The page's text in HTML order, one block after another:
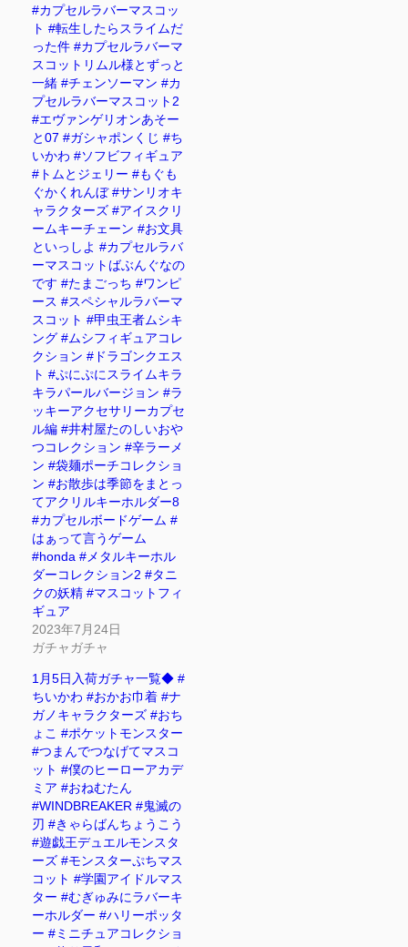
#カプセルラバーマスコッ
ト #転生したらスライムだ
った件 #カプセルラバーマ
スコットリムル様とずっと
一緒 #チェンソーマン #カ
プセルラバーマスコット2
#エヴァンゲリオンあそー
と07 #ガシャポンくじ #ち
いかわ #ソフビフィギュア
#トムとジェリー #もぐも
ぐかくれんぼ #サンリオキ
ャラクターズ #アイスクリ
ームキーチェーン #お文具
といっしよ #カプセルラバ
ーマスコットばぶんぐなの
です #たまごっち #ワンピ
ース #スペシャルラバーマ
スコット #甲虫王者ムシキ
ング #ムシフィギュアコレ
クション #ドラゴンクエス
ト #ぷにぷにスライムキラ
キラパールバージョン #ラ
ッキーアクセサリーカプセ
ル編 #井村屋たのしいおや
つコレクション #辛ラーメ
ン #袋麺ポーチコレクショ
ン #お散歩は季節をまとっ
てアクリルキーホルダー8
#カプセルボードゲーム #
はぁって言うゲーム
#honda #メタルキーホル
ダーコレクション2 #タニ
クの妖精 #マスコットフィ
ギュア
2023年7月24日
ガチャガチャ
1月5日入荷ガチャ一覧◆ #
ちいかわ #おかお巾着 #ナ
ガノキャラクターズ #おち
ょこ #ポケットモンスター
#つまんでつなげてマスコ
ット #僕のヒーローアカデ
ミア #おねむたん
#WINDBREAKER #鬼滅の
刃 #きゃらばんちょうこう
#遊戯王デュエルモンスタ
ーズ #モンスターぷちマス
コット #学園アイドルマス
ター #むぎゅみにラバーキ
ーホルダー #ハリーポッタ
ー #ミニチュアコレクショ